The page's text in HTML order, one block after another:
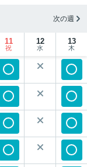
次の週
11
祝
12
水
13
木